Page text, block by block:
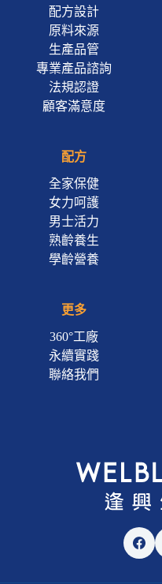
配方設計
原料來源
生產品管
專業產品諮詢
法規認證
顧客滿意度
配方
全家保健
女力呵護
男士活力
熟齡養生
學齡營養
更多
360°工廠
永續實踐
聯絡我們